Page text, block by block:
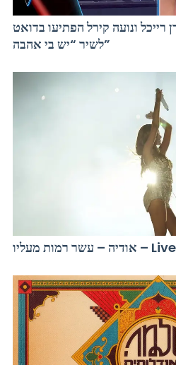
רייכל ונועה קירל הפתיעו בדואט
לשיר “יש בי אהבה”